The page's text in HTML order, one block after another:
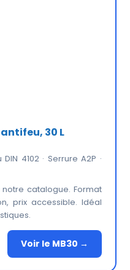
30 L
4102 · Serrure A2P ·
catalogue. Format
prix accessible. Idéal
Voir le MB30 →